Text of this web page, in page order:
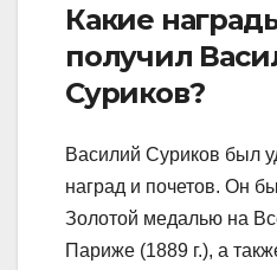
Какие
получил
Суриков?
Василий Суриков был
наград и почетов. Он
Золотой медалью на
Париже (1889 г.), а